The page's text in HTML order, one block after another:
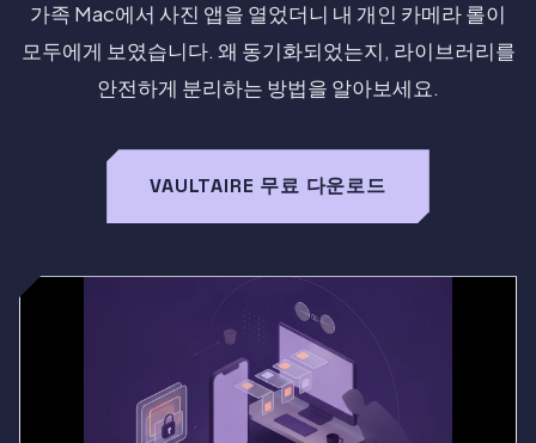
가족 Mac에서 사진 앱을 열었더니 내 개인 카메라 롤이
모두에게 보였습니다. 왜 동기화되었는지, 라이브러리를
안전하게 분리하는 방법을 알아보세요.
VAULTAIRE 무료 다운로드